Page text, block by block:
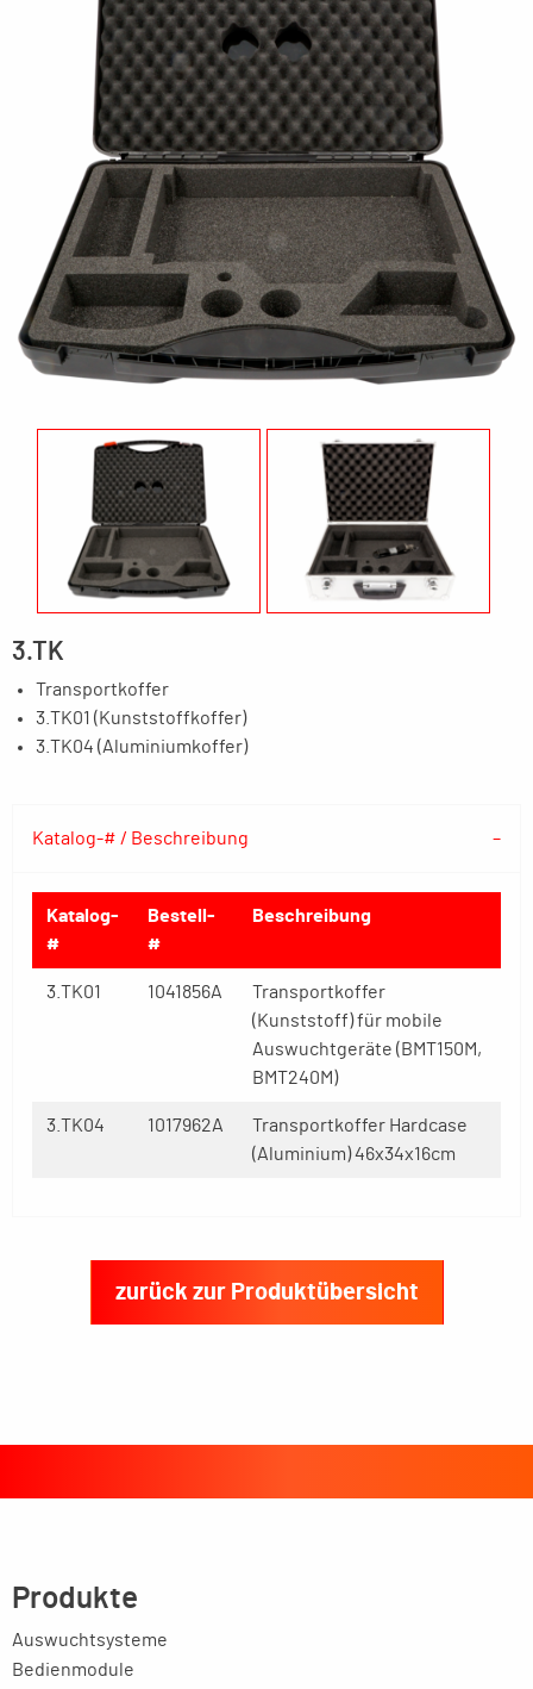
3.TK
Transportkoffer
3.TK01 (Kunststoffkoffer)
3.TK04 (Aluminiumkoffer)
Katalog-# / Beschreibung
Katalog-
#
Bestell-
#
Beschreibung
3.TK01 1041856A
Transportkoffer
(Kunststoff) für mobile
Auswuchtgeräte (BMT150M,
BMT240M)
3.TK04 1017962A
Transportkoffer Hardcase
(Aluminium) 46x34x16cm
zurück zur Produktübersicht
Produkte
Auswuchtsysteme
Bedienmodule